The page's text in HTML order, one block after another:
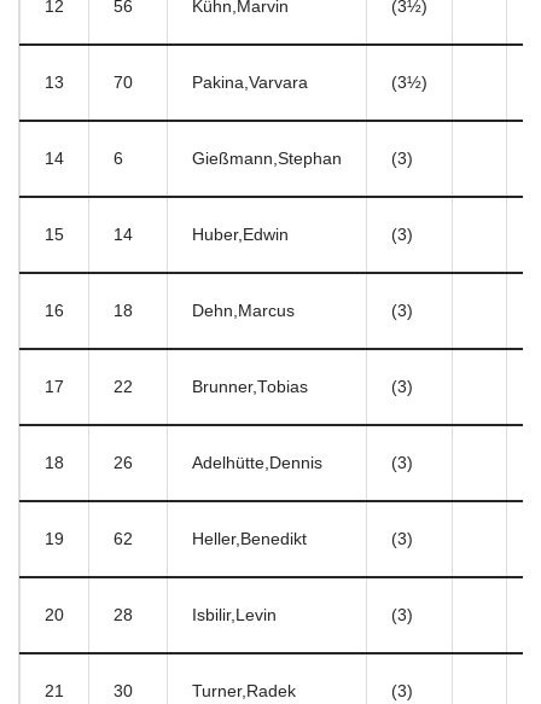
12 56 Kühn,Marvin (3½)
13 70 Pakina,Varvara (3½)
14 6 Gießmann,Stephan (3)
15 14 Huber,Edwin (3)
16 18 Dehn,Marcus (3)
17 22 Brunner,Tobias (3)
18 26 Adelhütte,Dennis (3)
19 62 Heller,Benedikt (3)
20 28 Isbilir,Levin (3)
21 30 Turner,Radek (3)